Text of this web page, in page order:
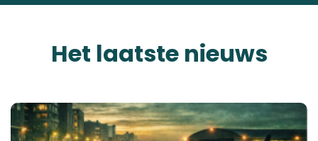
Het laatste nieuws